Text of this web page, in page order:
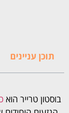
תוכן עניינים
בוסטון טרייר הוא